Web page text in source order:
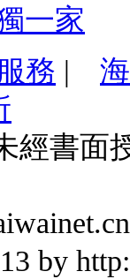
一家
務 |
經書面
by